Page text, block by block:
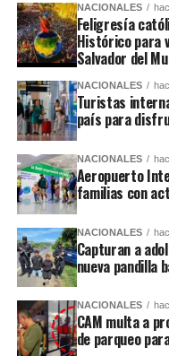
NACIONALES
Feligresía
Histórico para
Salvador del
NACIONALES
Turistas
país para
NACIONALES
Aeropuerto
familias con
NACIONALES
Capturan a
nueva pandilla
NACIONALES
CAM multa a
de parqueo